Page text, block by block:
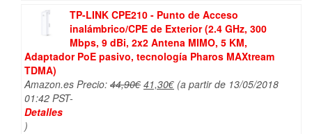
TP-LINK CPE210 - Punto de Acceso
inalámbrico/CPE de Exterior (2.4 GHz, 300
Mbps, 9 dBi, 2x2 Antena MIMO, 5 KM,
Adaptador PoE pasivo, tecnología Pharos MAXtream
TDMA)
Amazon.es Precio: 44,90€ El
41,30€El(a partir de 13/05/2018
01:42 PST-
Detalles
)